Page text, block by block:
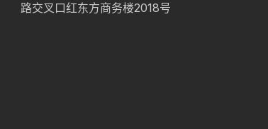
路交叉口红东方商务楼2018号